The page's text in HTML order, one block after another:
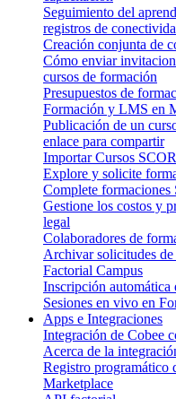
Seguimiento del
registros de
Creación conjunta de
Cómo enviar
cursos de formación
Presupuestos de
Formación y LMS en
Publicación de un
enlace para compartir
Importar Cursos
Explore y solicite
Complete
Gestione los costos y
legal
Colaboradores de
Archivar solicitudes
Factorial Campus
Inscripción automática
Sesiones en vivo en
Apps e Integraciones
Integración de Cobee
Acerca de la
Registro programático
Marketplace